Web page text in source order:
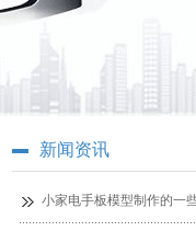
新闻资讯
小家电手板模型制作的一